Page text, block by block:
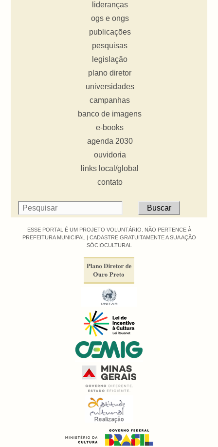
lideranças
ogs e ongs
publicações
pesquisas
legislação
plano diretor
universidades
campanhas
banco de imagens
e-books
agenda 2030
ouvidoria
links local/global
contato
ESSE PORTAL É UM PROJETO VOLUNTÁRIO. NÃO PERTENCE À
PREFEITURA MUNICIPAL | CADASTRE GRATUITAMENTE A SUA AÇÃO
SÓCIOCULTURAL